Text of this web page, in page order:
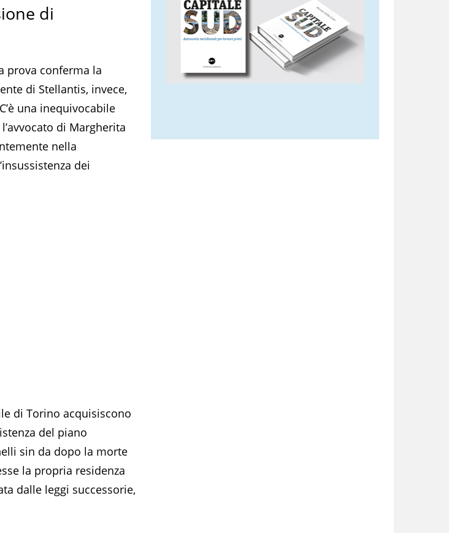
di
prova conferma la
di Stellantis, invece,
una inequivocabile
di Margherita
nella
dei
di Torino acquisiscono
del piano
sin da dopo la morte
la propria residenza
dalle leggi successorie,